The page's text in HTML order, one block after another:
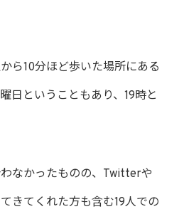
ら10分ほど歩いた場所にある
日ということもあり、19時と
なかったものの、Twitterや
きてくれた方も含む19人での